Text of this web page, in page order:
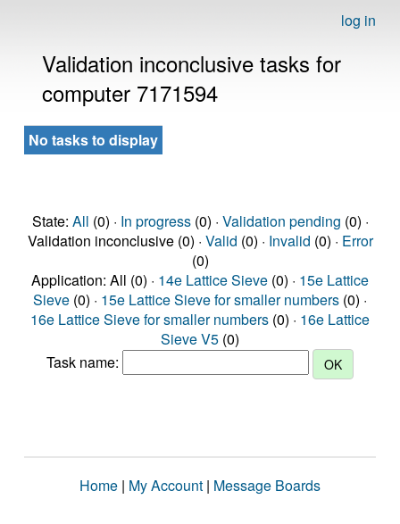
log in
Validation inconclusive tasks for
computer 7171594
No tasks to display
State: All (0) · In progress(0) · Validation pending (0) ·
Validation inconclusive (0) · Valid (0) · Invalid (0) · Error
(0)
Application: All (0) · 14e Lattice Sieve (0) · 15e Lattice
Sieve (0) · 15e Lattice Sieve for smaller numbers (0) ·
16e Lattice Sieve for smaller numbers (0) · 16e Lattice
Sieve V5 (0)
Task name:
Home | My Account | Message Boards